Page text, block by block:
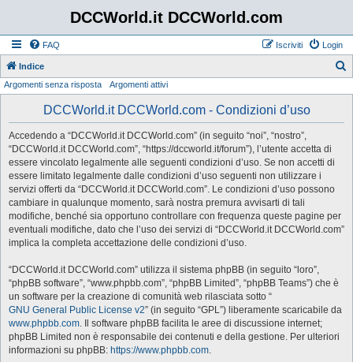
DCCWorld.it DCCWorld.com
FAQ Login
Iscriviti
Indice
Argomenti senza risposta Argomenti attivi
DCCWorld.it DCCWorld.com - Condizioni d’uso
Accedendo a “DCCWorld.it DCCWorld.com” (in seguito “noi”, “nostro”,
“DCCWorld.it DCCWorld.com”, “https://dccworld.it/forum”), l’utente accetta di
essere vincolato legalmente alle seguenti condizioni d’uso. Se non accetti di
essere limitato legalmente dalle condizioni d’uso seguenti non utilizzare i
servizi offerti da “DCCWorld.it DCCWorld.com”. Le condizioni d’uso possono
cambiare in qualunque momento, sarà nostra premura avvisarti di tali
modifiche, benché sia opportuno controllare con frequenza queste pagine per
eventuali modifiche, dato che l’uso dei servizi di “DCCWorld.it DCCWorld.com”
implica la completa accettazione delle condizioni d’uso.
“DCCWorld.it DCCWorld.com” utilizza il sistema phpBB (in seguito “loro”,
“phpBB software”, “www.phpbb.com”, “phpBB Limited”, “phpBB Teams”) che è
un software per la creazione di comunità web rilasciata sotto “
GNU General Public License v2” (in seguito “GPL”) liberamente scaricabile da
www.phpbb.com. Il software phpBB facilita le aree di discussione internet;
phpBB Limited non è responsabile dei contenuti e della gestione. Per ulteriori
informazioni su phpBB: https://www.phpbb.com.